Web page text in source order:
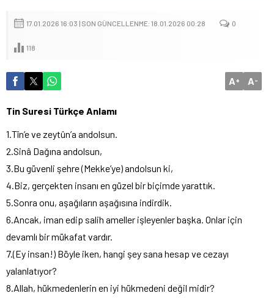
17.01.2026 16:03 | SON GÜNCELLENME: 18.01.2026 00:28 0
118
A+ A-
Tin Suresi Türkçe Anlamı
1.Tîn’e ve zeytûn’a andolsun.
2.Sinâ Dağına andolsun,
3.Bu güvenli şehre (Mekke’ye) andolsun ki,
4.Biz, gerçekten insanı en güzel bir biçimde yarattık.
5.Sonra onu, aşağıların aşağısına indirdik.
6.Ancak, iman edip salih ameller işleyenler başka. Onlar için
devamlı bir mükafat vardır.
7.(Ey insan!) Böyle iken, hangi şey sana hesap ve cezayı
yalanlatıyor?
8.Allah, hükmedenlerin en iyi hükmedeni değil midir?